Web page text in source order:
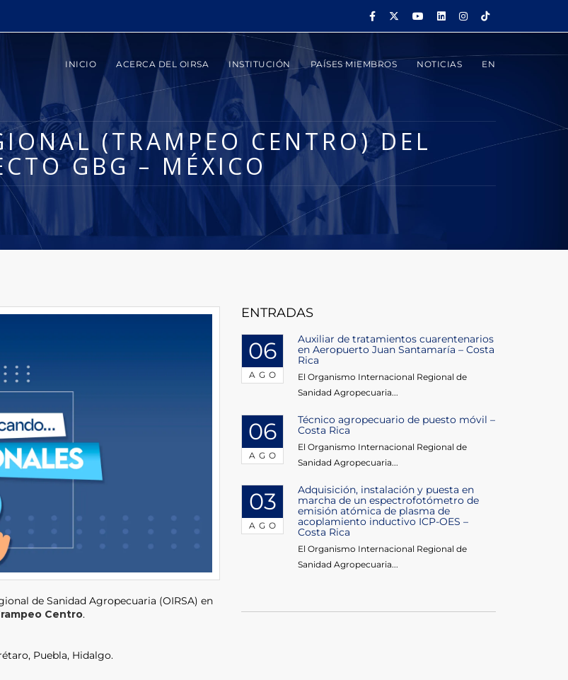
INICIO ACERCA DEL OIRSA INSTITUCIÓN PAÍSES MIEMBROS NOTICIAS EN
(TRAMPEO CENTRO) DEL
GBG – MÉXICO
de Sanidad Agropecuaria (OIRSA) en
Centro.
Puebla, Hidalgo.
ENTRADAS
06
AGO
Auxiliar de tratamientos cuarentenarios
en Aeropuerto Juan Santamaría – Costa
Rica
El Organismo Internacional Regional de
Sanidad Agropecuaria...
06
AGO
Técnico agropecuario de puesto móvil –
Costa Rica
El Organismo Internacional Regional de
Sanidad Agropecuaria...
03
AGO
Adquisición, instalación y puesta en
marcha de un espectrofotómetro de
emisión atómica de plasma de
acoplamiento inductivo ICP-OES –
Costa Rica
El Organismo Internacional Regional de
Sanidad Agropecuaria...